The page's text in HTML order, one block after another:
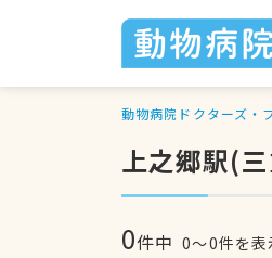
動物病院ドクターズ・
上之郷駅(
0件中 0〜0件を表